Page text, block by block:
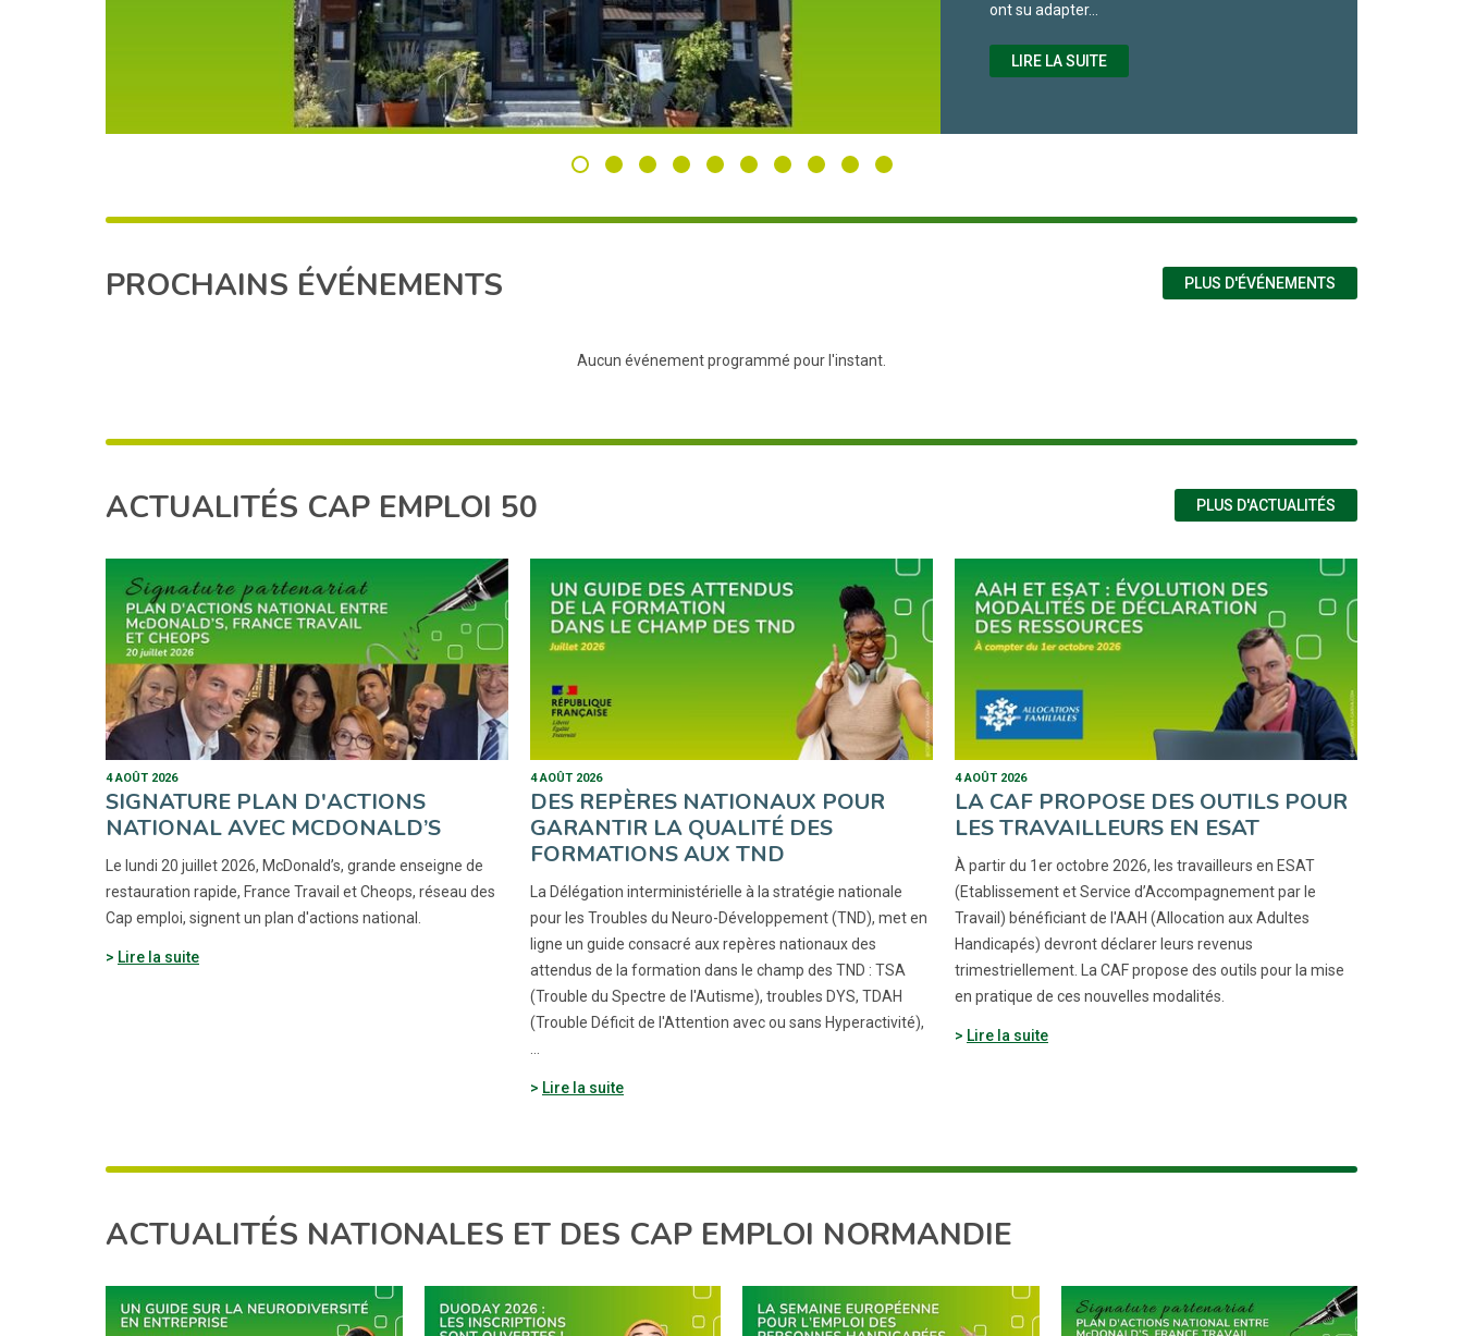
ont su adapter…
LIRE LA SUITE
PROCHAINS ÉVÉNEMENTS PLUS D'ÉVÉNEMENTS
Aucun événement programmé pour l'instant.
ACTUALITÉS CAP EMPLOI 50 PLUS D'ACTUALITÉS
4 AOÛT 2026
SIGNATURE PLAN D'ACTIONS
NATIONAL AVEC MCDONALD’S
Le lundi 20 juillet 2026, McDonald’s, grande enseigne de
restauration rapide, France Travail et Cheops, réseau des
Cap emploi, signent un plan d'actions national.
Lire la suite
4 AOÛT 2026
DES REPÈRES NATIONAUX POUR
GARANTIR LA QUALITÉ DES
FORMATIONS AUX TND
La Délégation interministérielle à la stratégie nationale
pour les Troubles du Neuro-Développement (TND), met en
ligne un guide consacré aux repères nationaux des
attendus de la formation dans le champ des TND : TSA
(Trouble du Spectre de l'Autisme), troubles DYS, TDAH
(Trouble Déficit de l'Attention avec ou sans Hyperactivité),
…
Lire la suite
4 AOÛT 2026
LA CAF PROPOSE DES OUTILS POUR
LES TRAVAILLEURS EN ESAT
À partir du 1er octobre 2026, les travailleurs en ESAT
(Etablissement et Service d’Accompagnement par le
Travail) bénéficiant de l'AAH (Allocation aux Adultes
Handicapés) devront déclarer leurs revenus
trimestriellement. La CAF propose des outils pour la mise
en pratique de ces nouvelles modalités.
Lire la suite
ACTUALITÉS NATIONALES ET DES CAP EMPLOI NORMANDIE